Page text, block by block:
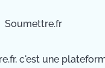
Soumettre.fr
c'est une